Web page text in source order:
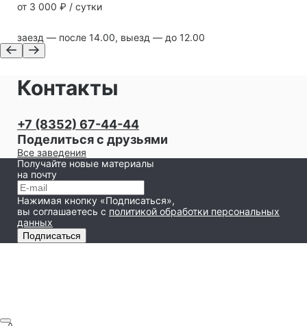
от 3 000 ₽ / сутки
заезд — после 14.00, выезд — до 12.00
Контакты
+7 (8352) 67-44-44
Поделиться с друзьями
Все заведения
Получайте новые материалы
на почту
Нажимая кнопку «Подписаться»,
вы соглашаетесь с политикой обработки персональных
данных
Подписаться